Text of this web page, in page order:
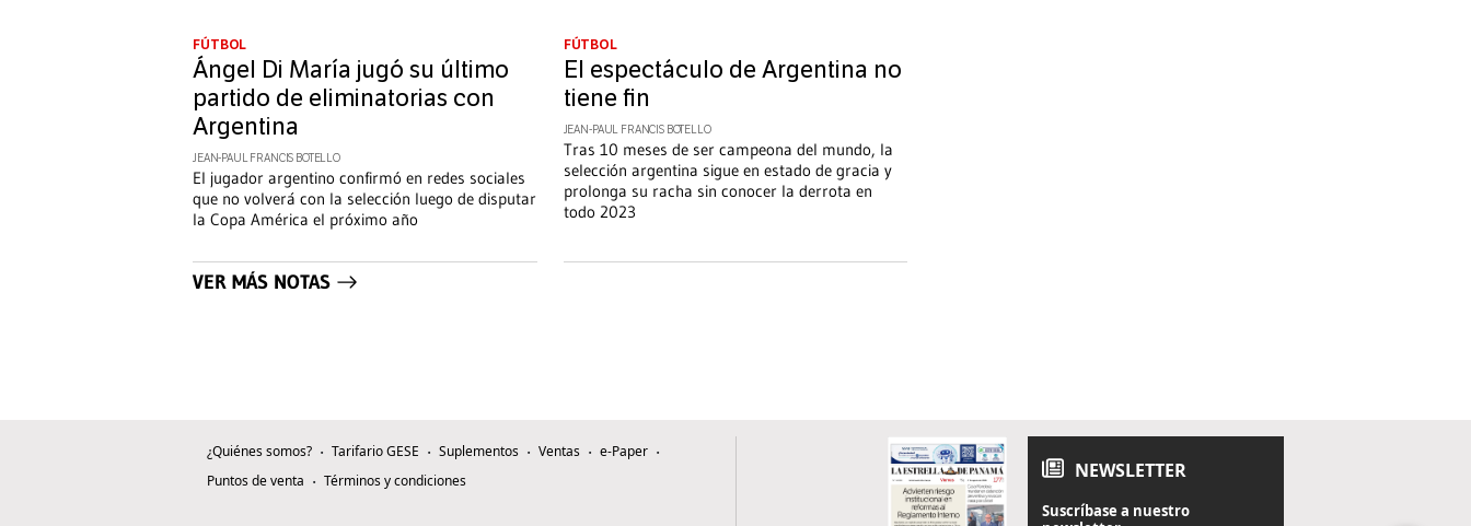
FÚTBOL
Ángel Di María jugó su último
partido de eliminatorias con
Argentina
JEAN-PAUL FRANCIS BOTELLO
El jugador argentino confirmó en redes sociales
que no volverá con la selección luego de disputar
la Copa América el próximo año
FÚTBOL
El espectáculo de Argentina no
tiene fin
JEAN-PAUL FRANCIS BOTELLO
Tras 10 meses de ser campeona del mundo, la
selección argentina sigue en estado de gracia y
prolonga su racha sin conocer la derrota en
todo 2023
VER MÁS NOTAS
¿Quiénes somos? Tarifario GESE Suplementos Ventas
e-Paper
Puntos de venta
Términos y condiciones NEWSLETTER
Suscríbase a nuestro